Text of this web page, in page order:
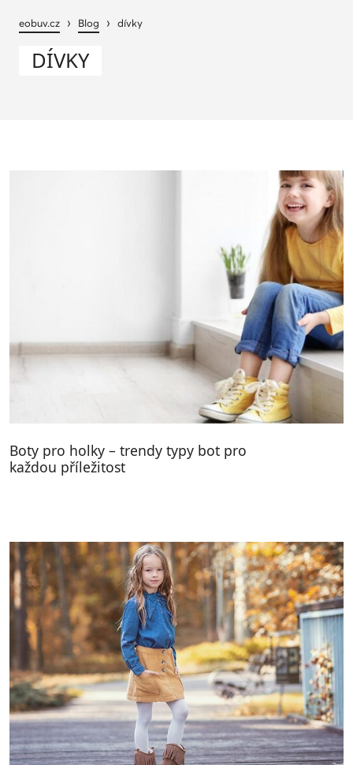
eobuv.cz › Blog › dívky
DÍVKY
Boty pro holky – trendy typy bot pro
každou příležitost